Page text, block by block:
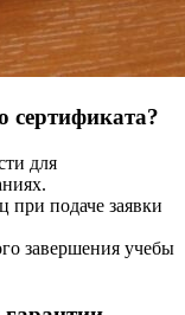
сертификата?
для
при подаче заявки
завершения учебы